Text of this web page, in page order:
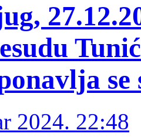
se
2024. 22:48